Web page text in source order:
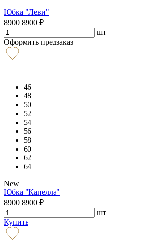
Юбка "Леви"
8900 8900 ₽
шт
Оформить предзаказ
46
48
50
52
54
56
58
60
62
64
New
Юбка "Капелла"
8900 8900 ₽
шт
Купить